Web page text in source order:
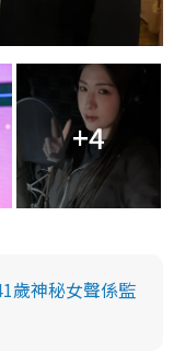
+4
歲神秘女聲係監